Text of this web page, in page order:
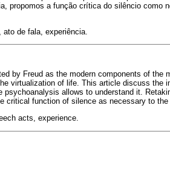
propomos a função crítica do silêncio como
de fala, experiência.
by Freud as the modern components of the
virtualization of life. This article discuss the
allows to understand it.
critical function of silence as necessary to
acts, experience.